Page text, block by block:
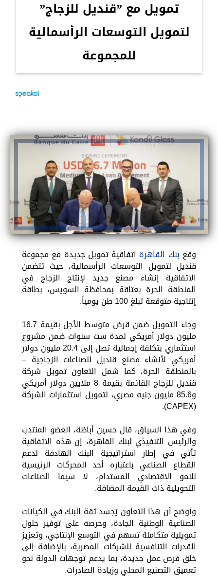
تمويل مع ”قنديل للزجاج”
لتمويل التوسعات الرأسمالية
للمجموعة
وقع بنك القاهرة اتفاقية تمويل جديدة مع مجموعة
قنديل لتمويل التوسعات الرأسمالية، حيث تتضمن
الاتفاقية إنشاء مصنع جديد لإنتاج الزجاج في
المنطقة الحرة بعتاقة بمحافظة السويس، بطاقة
إنتاجية متوقعة تبلغ 100 طن يومياً.
وجاء التمويل ضمن قرض متوسط الأجل بقيمة 16.7
مليون دولار أمريكي لمدة ست سنوات ضمن مشروع
استثماري بتكلفة إجمالية تصل إلى 20.4 مليون دولار
أمريكي لأنشاء مصنع قنديل للصناعات الزجاجية –
بالمنطقة الحرة، كما شمل التعاون تمويل شركة
قنديل للزجاج القائمة بقيمة 8 ملايين دولار أمريكي
و85.6 مليون جنيه مصري، لتمويل استثمارات الشركة
(CAPEX).
وفي هذا السياق، قال حسين أباظة، العضو المنتدب
والرئيس التنفيذي لبنك القاهرة، إن هذه الاتفاقية
تأتي في إطار استراتيجية البنك الهادفة لدعم
القطاع الصناعي باعتباره أحد المحركات الرئيسية
للنمو الاقتصادي المستدام، لا سيما الصناعات
التحويلية ذات القيمة المضافة.
وأوضح أن هذا التعاون يُجسد ثقة البنك في الكيانات
الصناعية الوطنية الجادة، وحرصه على توفير حلول
تمويلية متكاملة تسهم في التوسع الإنتاجي، وتعزيز
القدرات التنافسية للشركات المصرية، بالإضافة إلى
خلق فرص عمل جديدة، بما يدعم توجهات الدولة نحو
تعميق التصنيع المحلي وزيادة الصادرات.